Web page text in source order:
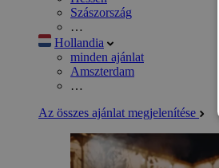
Szászország
…
Hollandia
minden ajánlat
Amszterdam
…
Az összes ajánlat megjelenítése